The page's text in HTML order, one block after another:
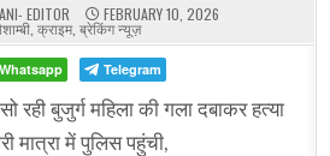
EDITOR FEBRUARY 10, 2026
,क्राइम, ब्रेकिंग न्यूज़
Whatsapp Telegram
रही बुजुर्ग महिला की गला दबाकर हत्या
मात्रा में पुलिस पहुंची,